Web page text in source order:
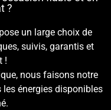
?
un large choix de
suivis, garantis et
!
nous faisons notre
énergies disponibles